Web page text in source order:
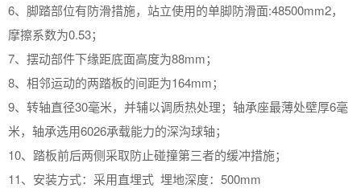
6、脚踏部位有防滑措施，站立使用的单脚防滑面:48500mm2，
摩擦系数为0.53；
7、摆动部件下缘距底面高度为88mm；
8、相邻运动的两踏板的间距为164mm；
9、转轴直径30毫米，并辅以调质热处理；轴承座最薄处壁厚6毫
米，轴承选用6026承载能力的深沟球轴；
10、踏板前后两侧采取防止碰撞第三者的缓冲措施；
11、安装方式：采用直埋式 埋地深度：500mm